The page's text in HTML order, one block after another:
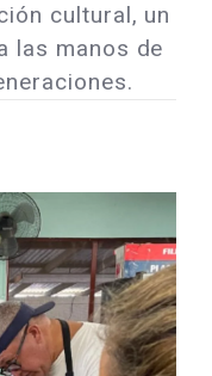
cultural, un
las manos de